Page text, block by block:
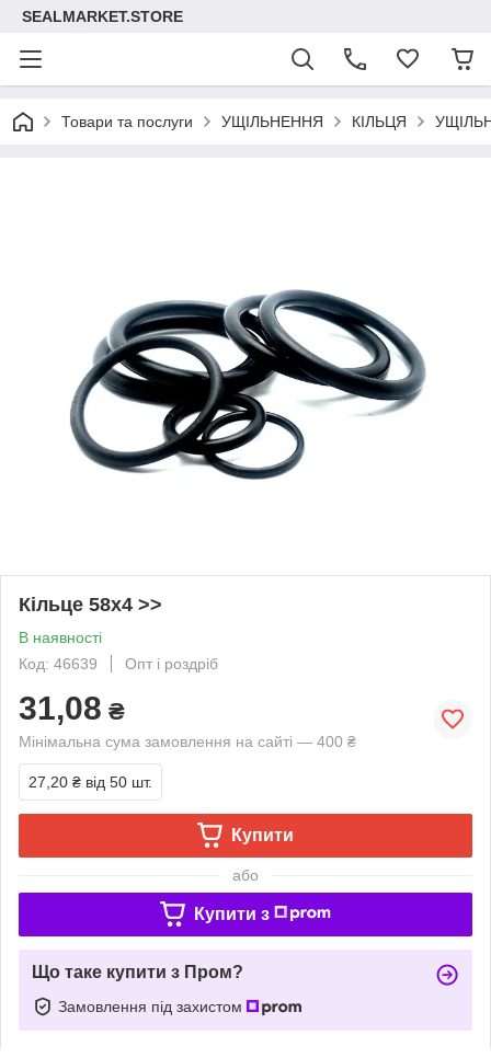
SEALMARKET.STORE
Товари та послуги УЩІЛЬНЕННЯ КІЛЬЦЯ
Кільце 58х4 >>
В наявності
Код: 46639
Опт і роздріб
31,08 ₴
Мінімальна сума замовлення на сайті — 400 ₴
27,20 ₴ від 50 шт.
Купити
або
Купити з
Що таке купити з Пром?
Замовлення під захистом